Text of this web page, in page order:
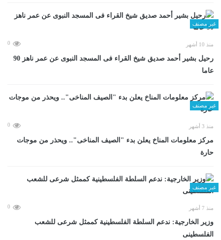
غير مصنف
منذ 10 أشهر 0
رحيل بشير أحمد صديق شيخ القراء فى المسجد النبوى عن عمر ناهز 90
عاما
غير مصنف
منذ 3 أشهر 0
مركز معلومات المناخ يعلن بدء "الصيف المناخى".. ويحذر من موجات
حارة
غير مصنف
منذ 7 أشهر 0
وزير الخارجية: ندعم السلطة الفلسطينية كممثل شرعى للشعب
الفلسطينى